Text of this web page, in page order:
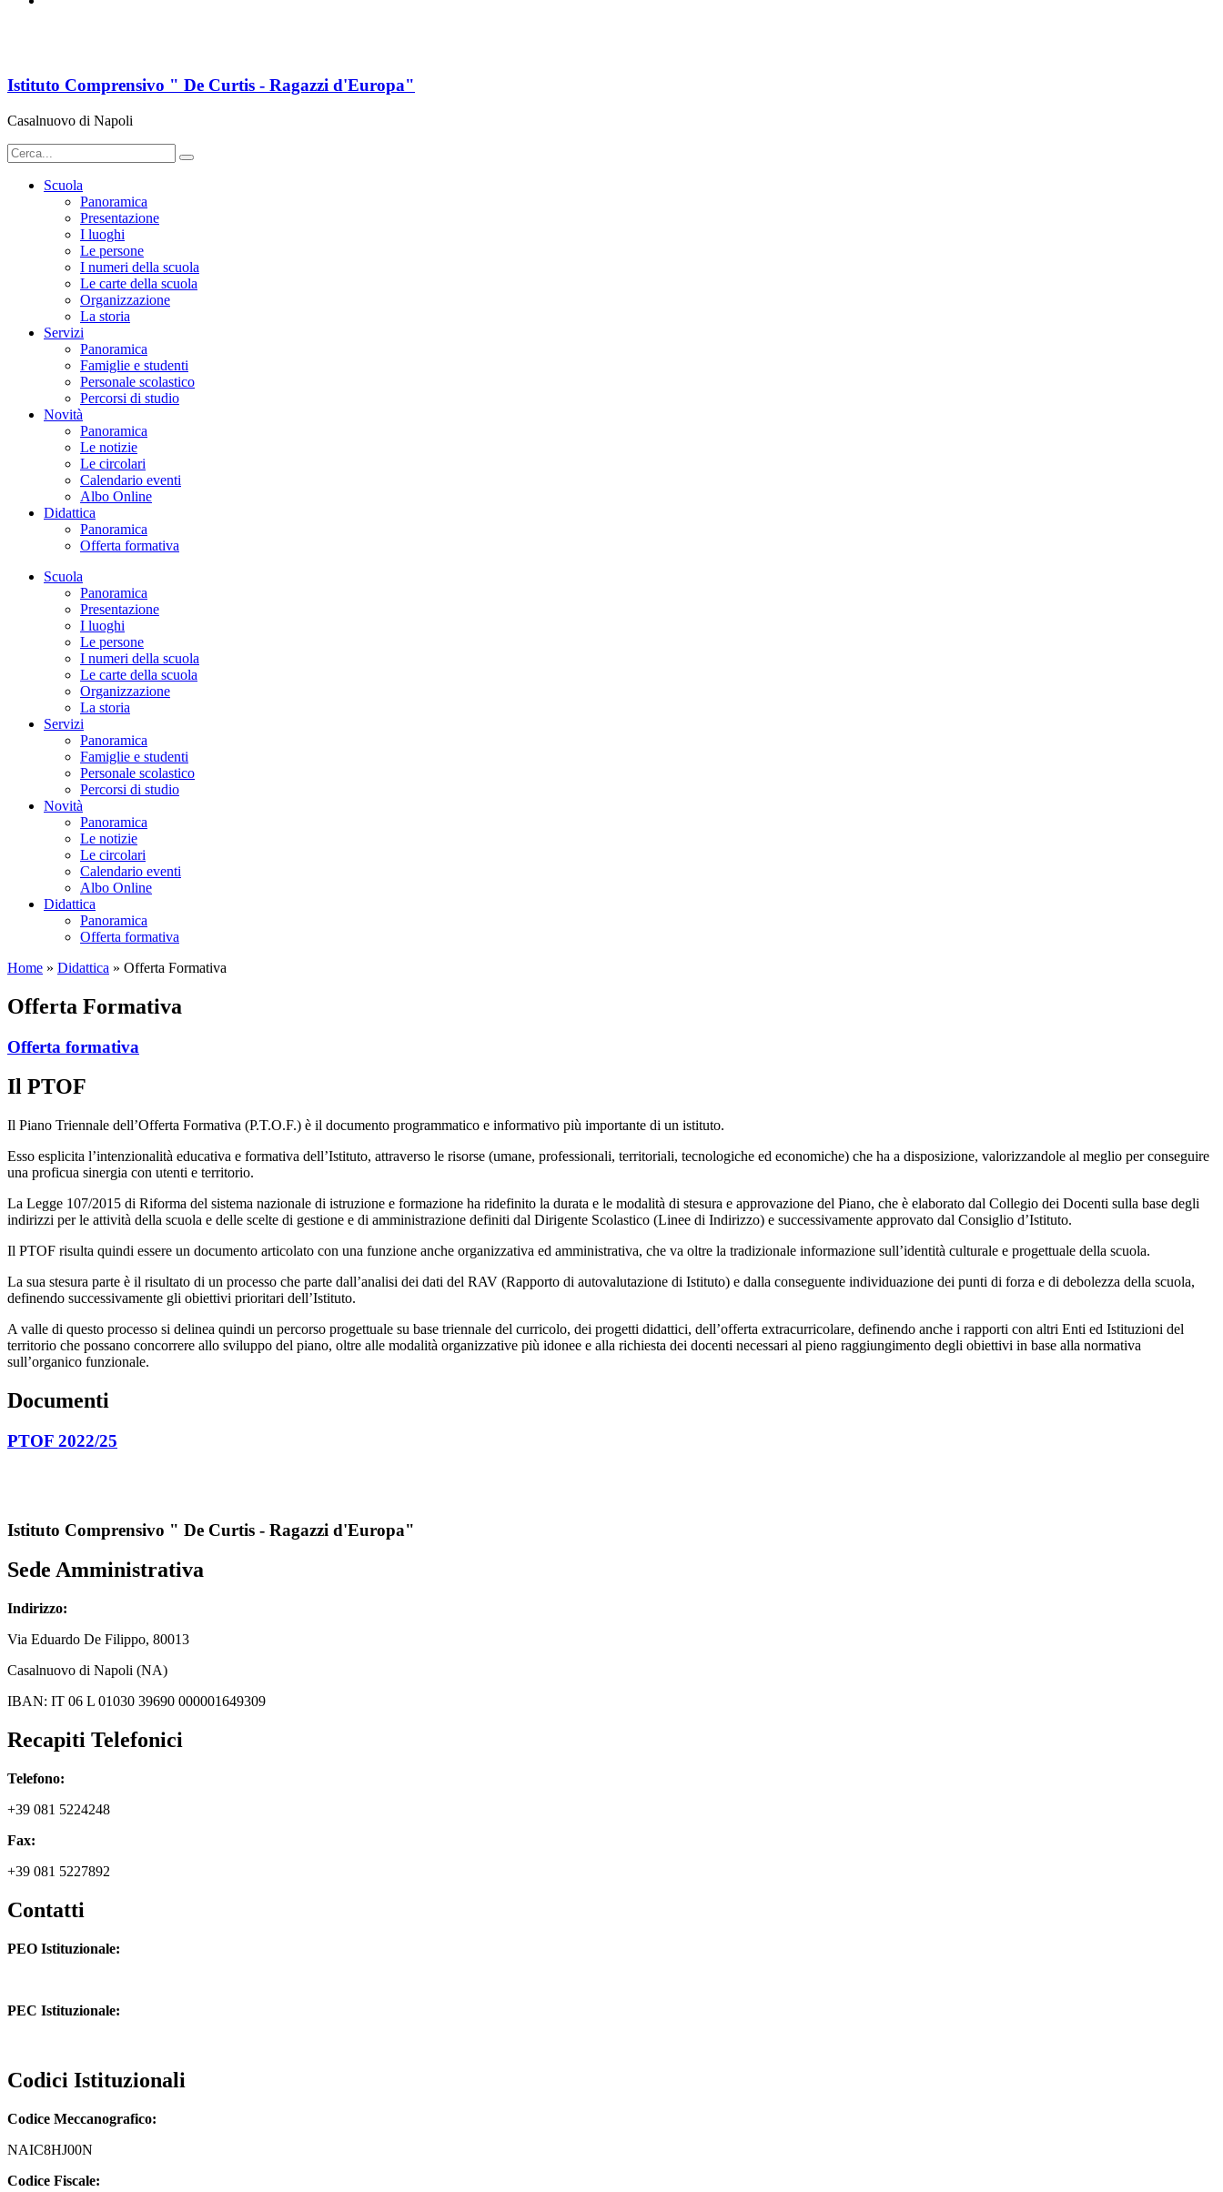
Istituto Comprensivo " De Curtis - Ragazzi d'Europa"
Casalnuovo di Napoli
Scuola
Panoramica
Presentazione
I luoghi
Le persone
I numeri della scuola
Le carte della scuola
Organizzazione
La storia
Servizi
Panoramica
Famiglie e studenti
Personale scolastico
Percorsi di studio
Novità
Panoramica
Le notizie
Le circolari
Calendario eventi
Albo Online
Didattica
Panoramica
Offerta formativa
Scuola
Panoramica
Presentazione
I luoghi
Le persone
I numeri della scuola
Le carte della scuola
Organizzazione
La storia
Servizi
Panoramica
Famiglie e studenti
Personale scolastico
Percorsi di studio
Novità
Panoramica
Le notizie
Le circolari
Calendario eventi
Albo Online
Didattica
Panoramica
Offerta formativa
Home » Didattica » Offerta Formativa
Offerta Formativa
Offerta formativa
Il PTOF
Il Piano Triennale dell’Offerta Formativa (P.T.O.F.) è il documento programmatico e informativo più importante di un istituto.
Esso esplicita l’intenzionalità educativa e formativa dell’Istituto, attraverso le risorse (umane, professionali, territoriali, tecnologiche ed economiche) che ha a disposizione, valorizzandole al meglio per conseguire
una proficua sinergia con utenti e territorio.
La Legge 107/2015 di Riforma del sistema nazionale di istruzione e formazione ha ridefinito la durata e le modalità di stesura e approvazione del Piano, che è elaborato dal Collegio dei Docenti sulla base degli
indirizzi per le attività della scuola e delle scelte di gestione e di amministrazione definiti dal Dirigente Scolastico (Linee di Indirizzo) e successivamente approvato dal Consiglio d’Istituto.
Il PTOF risulta quindi essere un documento articolato con una funzione anche organizzativa ed amministrativa, che va oltre la tradizionale informazione sull’identità culturale e progettuale della scuola.
La sua stesura parte è il risultato di un processo che parte dall’analisi dei dati del RAV (Rapporto di autovalutazione di Istituto) e dalla conseguente individuazione dei punti di forza e di debolezza della scuola,
definendo successivamente gli obiettivi prioritari dell’Istituto.
A valle di questo processo si delinea quindi un percorso progettuale su base triennale del curricolo, dei progetti didattici, dell’offerta extracurricolare, definendo anche i rapporti con altri Enti ed Istituzioni del
territorio che possano concorrere allo sviluppo del piano, oltre alle modalità organizzative più idonee e alla richiesta dei docenti necessari al pieno raggiungimento degli obiettivi in base alla normativa
sull’organico funzionale.
Documenti
PTOF 2022/25
Istituto Comprensivo " De Curtis - Ragazzi d'Europa"
Sede Amministrativa
Indirizzo:
Via Eduardo De Filippo, 80013
Casalnuovo di Napoli (NA)
IBAN: IT 06 L 01030 39690 000001649309
Recapiti Telefonici
Telefono:
+39 081 5224248
Fax:
+39 081 5227892
Contatti
PEO Istituzionale:
PEC Istituzionale:
Codici Istituzionali
Codice Meccanografico:
NAIC8HJ00N
Codice Fiscale: